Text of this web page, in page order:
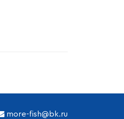
more-fish@bk.ru